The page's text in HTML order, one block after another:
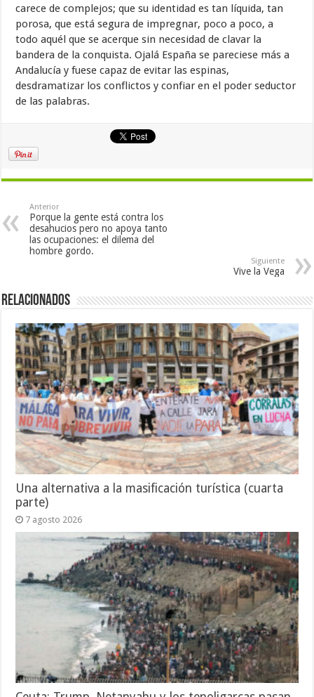
carece de complejos; que su identidad es tan líquida, tan
porosa, que está segura de impregnar, poco a poco, a
todo aquél que se acerque sin necesidad de clavar la
bandera de la conquista. Ojalá España se pareciese más a
Andalucía y fuese capaz de evitar las espinas,
desdramatizar los conflictos y confiar en el poder seductor
de las palabras.
Anterior
Porque la gente está contra los
desahucios pero no apoya tanto
las ocupaciones: el dilema del
hombre gordo.
Siguiente
Vive la Vega
Relacionados
Una alternativa a la masificación turística (cuarta
parte)
7 agosto 2026